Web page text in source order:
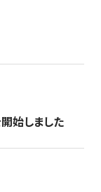
始しました